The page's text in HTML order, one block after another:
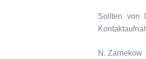
Sollten von
N. Zarnekow